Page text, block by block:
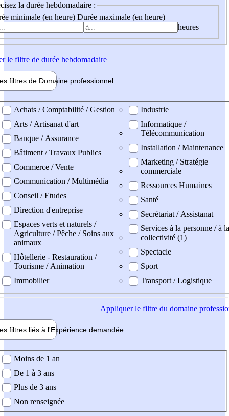
la durée hebdomadaire :
minimale (en heure) Durée maximale (en heure)
heures
le filtre de durée hebdomadaire
filtres de Domaine professionnel
professionel
Achats / Comptabilité / Gestion
Arts / Artisanat d'art
Banque / Assurance
Bâtiment / Travaux Publics
Commerce / Vente
Communication / Multimédia
Conseil / Etudes
Direction d'entreprise
Espaces verts et naturels /
Agriculture / Pêche / Soins aux
animaux
Hôtellerie - Restauration /
Tourisme / Animation
Immobilier
Industrie
Informatique /
Télécommunication
Installation / Maintenance
Marketing / Stratégie
commerciale
Ressources Humaines
Santé
Secrétariat / Assistanat
Services à la personne / à la
collectivité (1)
Spectacle
Sport
Transport / Logistique
Appliquerle filtre du domaine
filtres liés à l'Expérience demandée
demandée
Moins de 1 an
De 1 à 3 ans
Plus de 3 ans
Non renseignée